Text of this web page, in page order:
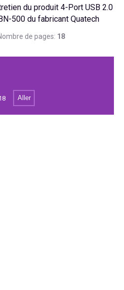
du produit 4-Port USB 2.0
500 du fabricant Quatech
de pages: 18
Aller